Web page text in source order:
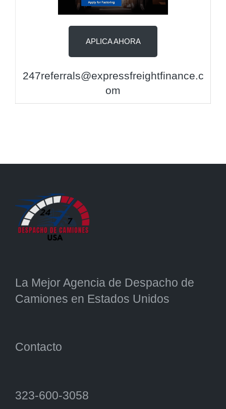
APLICA AHORA
247referrals@expressfreightfinance.c
om
La Mejor Agencia de Despacho de
Camiones en Estados Unidos
Contacto
323-600-3058